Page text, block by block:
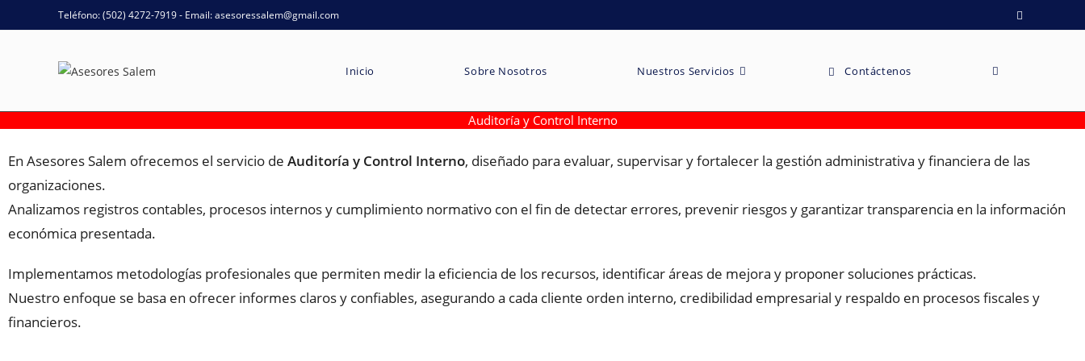
Teléfono: (502) 4272-7919 - Email: asesoressalem@gmail.com
Inicio Sobre Nosotros Nuestros Servicios Contáctenos
Auditoría y Control Interno
En Asesores Salem ofrecemos el servicio de Auditoría y Control Interno, diseñado para evaluar, supervisar y fortalecer la gestión administrativa y financiera de las
organizaciones.
Analizamos registros contables, procesos internos y cumplimiento normativo con el fin de detectar errores, prevenir riesgos y garantizar transparencia en la información
económica presentada.
Implementamos metodologías profesionales que permiten medir la eficiencia de los recursos, identificar áreas de mejora y proponer soluciones prácticas.
Nuestro enfoque se basa en ofrecer informes claros y confiables, asegurando a cada cliente orden interno, credibilidad empresarial y respaldo en procesos fiscales y
financieros.